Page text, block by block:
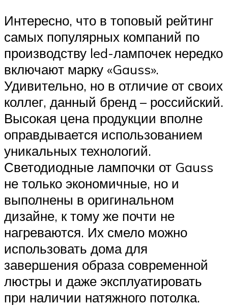
Интересно, что в топовый рейтинг
самых популярных компаний по
производству led-лампочек нередко
включают марку «Gauss».
Удивительно, но в отличие от своих
коллег, данный бренд – российский.
Высокая цена продукции вполне
оправдывается использованием
уникальных технологий.
Светодиодные лампочки от Gauss
не только экономичные, но и
выполнены в оригинальном
дизайне, к тому же почти не
нагреваются. Их смело можно
использовать дома для
завершения образа современной
люстры и даже эксплуатировать
при наличии натяжного потолка.